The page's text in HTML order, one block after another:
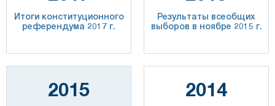
Итоги конституционного
референдума 2017 г.
Результаты всеобщих
выборов в ноябре 2015 г.
2015 2014